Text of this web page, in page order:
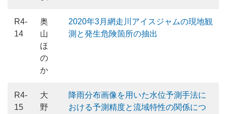
R4-
14
奥
山
ほ
の
か
2020年3月網走川アイスジャムの現地観
測と発生危険箇所の抽出
R4-
15
大
野
降雨分布画像を用いた水位予測手法に
おける予測精度と流域特性の関係につ